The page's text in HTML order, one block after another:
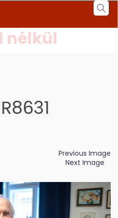
nélkül
Previous Image
Next Image